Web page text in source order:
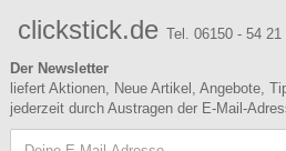
clickstick.de Tel. 06150 - 54
Der Newsletter
liefert Aktionen, Neue Artikel, Angebote,
jederzeit durch Austragen der E-Mail-